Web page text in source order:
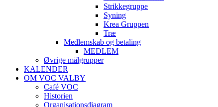
Strikkegruppe
Syning
Krea Gruppen
Træ
Medlemskab og betaling
MEDLEM
Øvrige målgrupper
KALENDER
OM VOC VALBY
Café VOC
Historien
Organisationsdiagram